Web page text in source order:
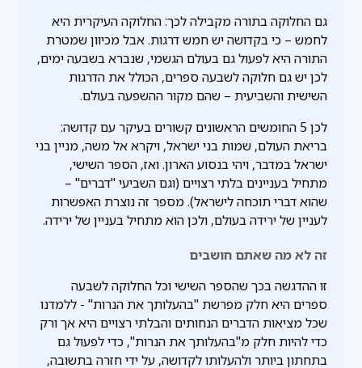
גם החלוקה בתורה מקבילה לכך: החלוקה העיקרית היא
לחמש – כי בקדושה יש חמש דרגות. אבל מכיוון שמטרת
התורה היא לפעול גם בעולם הגשמי, שנברא בשבעה ימים,
לכן יש גם חלוקה לשבעה ספרים, הכולל את הדרגות
השישית והשביעית – שהם מקור ההשפעה בעולם.
לכן 5 החומשים הראשונים קשורים בעיקר עם קדושה:
בריאת העולם, שמות בני ישראל, ויקרא אל משה, מניין בני
ישראל במדבר, ויהי בנסוע הארון. ואז, הספר השישי,
מתחיל בעניינים בלתי רצויים (וגם השביעי "דברים" –
שהוא דברי תוכחה לישראל). מספר זה נוצרת האפשרות
לעניין של ירידה בעולם, ולכן הוא מתחיל בעניין של ירידה.
זה לא מה שאתם חושבים
זו ההדגשה בכך שהספר השישי וכל החלוקה לשבעה
ספרים היא חלק מפרשת "בהעלותך את הנרות" - ללמדנו
שכל מציאות הדברים הנחותים והבלתי רצויים היא אך ורק
כדי להיות חלק מ"בהעלותך את הנרות", כדי לפעול גם
בתחתון ביותר ולהעלותו לקדושה, על ידי חזרה בתשובה,